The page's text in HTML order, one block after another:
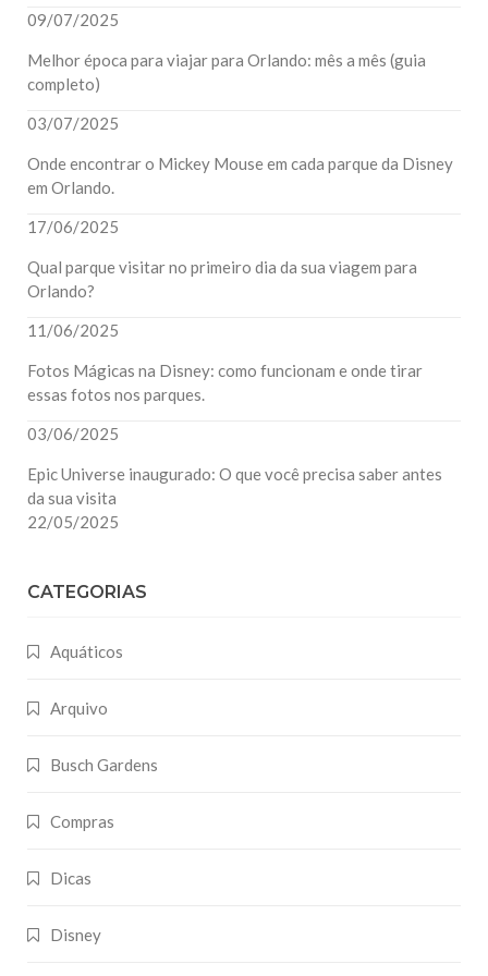
09/07/2025
Melhor época para viajar para Orlando: mês a mês (guia
completo)
03/07/2025
Onde encontrar o Mickey Mouse em cada parque da Disney
em Orlando.
17/06/2025
Qual parque visitar no primeiro dia da sua viagem para
Orlando?
11/06/2025
Fotos Mágicas na Disney: como funcionam e onde tirar
essas fotos nos parques.
03/06/2025
Epic Universe inaugurado: O que você precisa saber antes
da sua visita
22/05/2025
CATEGORIAS
Aquáticos
Arquivo
Busch Gardens
Compras
Dicas
Disney